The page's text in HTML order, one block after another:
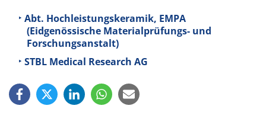
Abt. Hochleistungskeramik, EMPA
(Eidgenössische Materialprüfungs- und
Forschungsanstalt)
STBL Medical Research AG